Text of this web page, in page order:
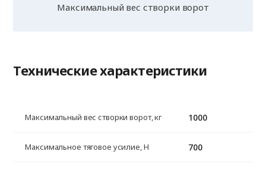
Максимальный вес створки ворот
Технические характеристики
Максимальный вес створки ворот, кг 1000
Максимальное тяговое усилие, H 700